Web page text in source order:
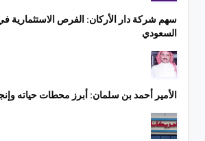
سهم شركة دار الأركان: الفرص الاستثمارية
السعودي
الأمير أحمد بن سلمان: أبرز محطات حياته